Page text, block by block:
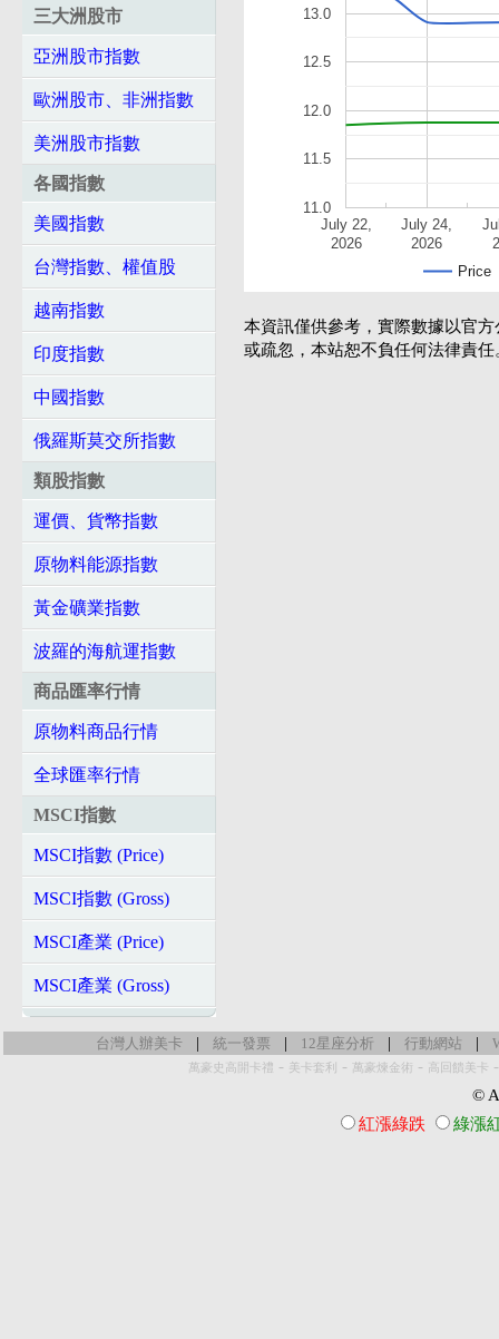
三大洲股市
亞洲股市指數
歐洲股市、非洲指數
美洲股市指數
各國指數
美國指數
台灣指數、權值股
越南指數
印度指數
中國指數
俄羅斯莫交所指數
類股指數
運價、貨幣指數
原物料能源指數
黃金礦業指數
波羅的海航運指數
商品匯率行情
原物料商品行情
全球匯率行情
MSCI指數
MSCI指數 (Price)
MSCI指數 (Gross)
MSCI產業 (Price)
MSCI產業 (Gross)
Price
July 22,
2026
July 24,
2026
11.0
11.5
12.0
12.5
13.0
本資訊僅供參考，實際數據以官
或疏忽，本站恕不負任何法律責任
台灣人辦美卡 | 統一發票 | 12星座分析 | 行動網站 |
萬豪史高開卡禮 - 美卡套利 - 萬豪煉金術 - 高回饋美卡
©
紅漲綠跌
綠漲